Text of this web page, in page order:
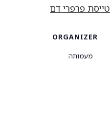
טייסת פרפרי דם
ORGANIZER
מעמותה